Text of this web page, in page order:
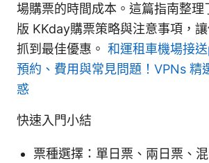
場購票的時間成本。這篇指南整
版 KKday購票策略與注意事項，讓
抓到最佳優惠。 和運租車機場接
預約、費用與常見問題！VPNs 精
惑
快速入門小結
票種選擇：單日票、兩日票、